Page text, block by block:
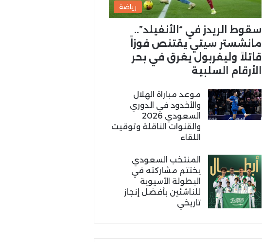
رياضة
سقوط الريدز في “الأنفيلد”..
مانشستر سيتي يقتنص فوزاً
قاتلاً وليفربول يغرق في بحر
الأرقام السلبية
موعد مباراة الهلال
والأخدود في الدوري
السعودي 2026
والقنوات الناقلة وتوقيت
اللقاء
المنتخب السعودي
يختتم مشاركته في
البطولة الآسيوية
للناشئين بأفضل إنجاز
تاريخي